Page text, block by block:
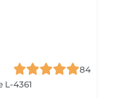
84
L-4361